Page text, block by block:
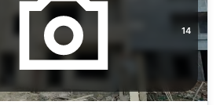
14